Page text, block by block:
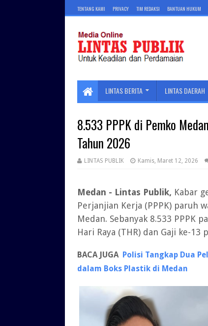
TENTANG KAMI PRIVACY TIM REDAKSI BANTUAN HUKUM
LINTAS BERITA LINTAS DAERAH
8.533 PPPK di Pemko
Tahun 2026
LINTAS PUBLIK Kamis, Maret 12, 2026
Medan - Lintas Publik, Kabar
Perjanjian Kerja (PPPK) paruh
Medan. Sebanyak 8.533 PPPK
Hari Raya (THR) dan Gaji ke-13
BACA JUGA Polisi Tangkap Dua
dalam Boks Plastik di Medan